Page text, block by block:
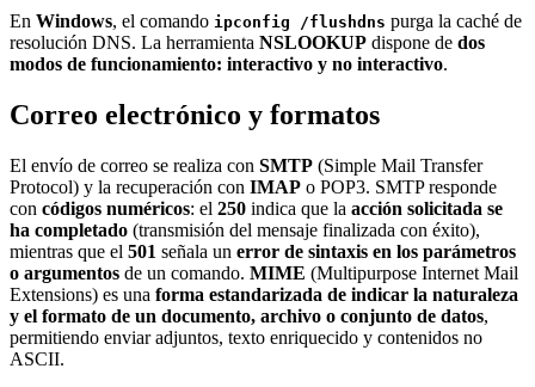
En Windows, el comando ipconfig /flushdns purga la caché de
resolución DNS. La herramienta NSLOOKUP dispone de dos
modos de funcionamiento: interactivo y no interactivo.
Correo electrónico y formatos
El envío de correo se realiza con SMTP (Simple Mail Transfer
Protocol) y la recuperación con IMAP o POP3. SMTP responde
con códigos numéricos: el 250 indica que la acción solicitada se
ha completado (transmisión del mensaje finalizada con éxito),
mientras que el 501 señala un error de sintaxis en los parámetros
o argumentos de un comando. MIME (Multipurpose Internet Mail
Extensions) es una forma estandarizada de indicar la naturaleza
y el formato de un documento, archivo o conjunto de datos,
permitiendo enviar adjuntos, texto enriquecido y contenidos no
ASCII.